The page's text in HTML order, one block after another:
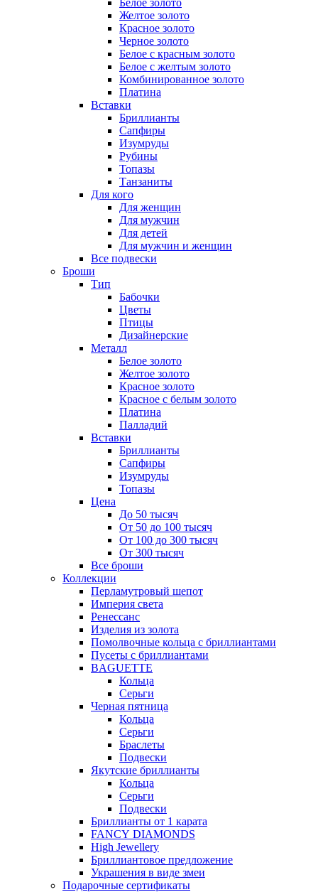
Белое золото
Желтое золото
Красное золото
Черное золото
Белое с красным золото
Белое с желтым золото
Комбинированное золото
Платина
Вставки
Бриллианты
Сапфиры
Изумруды
Рубины
Топазы
Танзаниты
Для кого
Для женщин
Для мужчин
Для детей
Для мужчин и женщин
Все подвески
Броши
Тип
Бабочки
Цветы
Птицы
Дизайнерские
Металл
Белое золото
Желтое золото
Красное золото
Красное с белым золото
Платина
Палладий
Вставки
Бриллианты
Сапфиры
Изумруды
Топазы
Цена
До 50 тысяч
От 50 до 100 тысяч
От 100 до 300 тысяч
От 300 тысяч
Все броши
Коллекции
Перламутровый шепот
Империя света
Ренессанс
Изделия из золота
Помолвочные кольца с бриллиантами
Пусеты с бриллиантами
BAGUETTE
Кольца
Серьги
Черная пятница
Кольца
Серьги
Браслеты
Подвески
Якутские бриллианты
Кольца
Серьги
Подвески
Бриллианты от 1 карата
FANCY DIAMONDS
High Jewellery
Бриллиантовое предложение
Украшения в виде змеи
Подарочные сертификаты